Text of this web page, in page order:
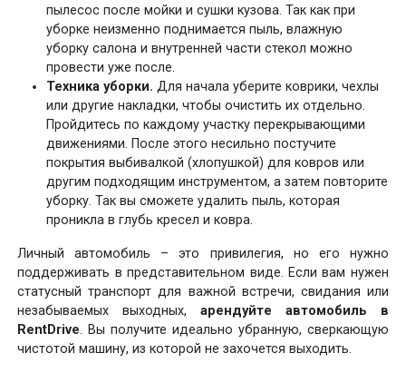
пылесос после мойки и сушки кузова. Так как при
уборке неизменно поднимается пыль, влажную
уборку салона и внутренней части стекол можно
провести уже после.
Техника уборки. Для начала уберите коврики, чехлы
или другие накладки, чтобы очистить их отдельно.
Пройдитесь по каждому участку перекрывающими
движениями. После этого несильно постучите
покрытия выбивалкой (хлопушкой) для ковров или
другим подходящим инструментом, а затем повторите
уборку. Так вы сможете удалить пыль, которая
проникла в глубь кресел и ковра.
Личный автомобиль – это привилегия, но его нужно
поддерживать в представительном виде. Если вам нужен
статусный транспорт для важной встречи, свидания или
незабываемых выходных, арендуйте автомобиль в
RentDrive. Вы получите идеально убранную, сверкающую
чистотой машину, из которой не захочется выходить.